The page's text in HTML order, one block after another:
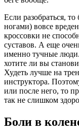
Если разобраться,
ногами) вовсе
кроссовки не
суставов. А еще
именно тучные
хотите ли вы
Худеть лучше на
инструктора.
или после него, то
так не слишком
Боли в